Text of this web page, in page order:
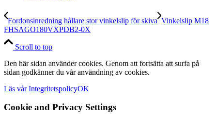
Fordonsinredning hållare stor vinkelslip för skiva Vinkelslip M18
FHSAGO180VXPDB2-0X
Scroll to top
Den här sidan använder cookies. Genom att fortsätta att surfa på
sidan godkänner du vår användning av cookies.
Läs vår IntegritetspolicyOK
Cookie and Privacy Settings